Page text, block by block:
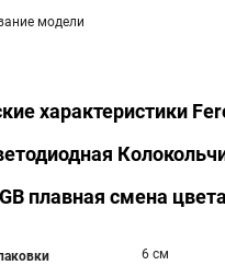
модели
характеристики
плавная смена цвета
6 см